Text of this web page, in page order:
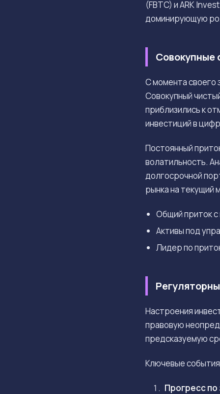
(FBTC) и ARK
доминирующую
Совокупные
С момента своего
Совокупный
приблизились к
инвестиций в
Постоянный
волатильность.
долгосрочной
рынка на текущий
Общий приток
Активы под
Лидер по
Настроения
правовую
предсказуемую
Ключевые
Прогресс по